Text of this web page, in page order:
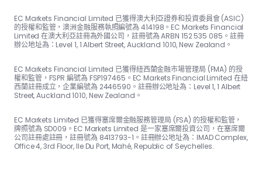
EC Markets Financial Limited 已獲得澳大利亞證券和投資委員會 (ASIC)
的授權和監管，澳洲金融服務執照編號為 414198。EC Markets Financial
Limited 在澳大利亞註冊為外國公司，註冊號為 ARBN 152 535 085。註冊
辦公地址為：Level 1, 1 Albert Street, Auckland 1010, New Zealand。
EC Markets Financial Limited 已獲得紐西蘭金融市場管理局 (FMA) 的授
權和監管，FSPR 編號為 FSP197465。EC Markets Financial Limited 在紐
西蘭註冊成立，企業編號為 2446590。註冊辦公地址為：Level 1, 1 Albert
Street, Auckland 1010, New Zealand。
EC Markets Limited 已獲得塞席爾金融服務管理局 (FSA) 的授權和監管，
牌照號為 SD009。EC Markets Limited 是一家塞席爾投資公司，在塞席爾
公司註冊處註冊，註冊號為 8413793-1。註冊辦公地址為：IMAD Complex,
Office 4, 3rd Floor, Ile Du Port, Mahé, Republic of Seychelles.